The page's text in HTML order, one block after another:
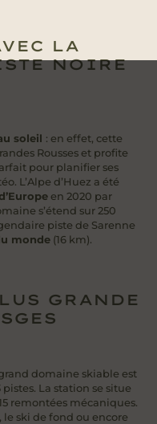
LA
NOIRE
soleil : en effet, cette
Rousses et profite
pour planifier ses
L’Alpe d’Huez a été
en 2020 par
s’étend sur 250
piste de Sarenne
monde(16 km).
GRANDE
domaine skiable est
pistes. La station se situe
remontées mécaniques.
ski de fond ou encore